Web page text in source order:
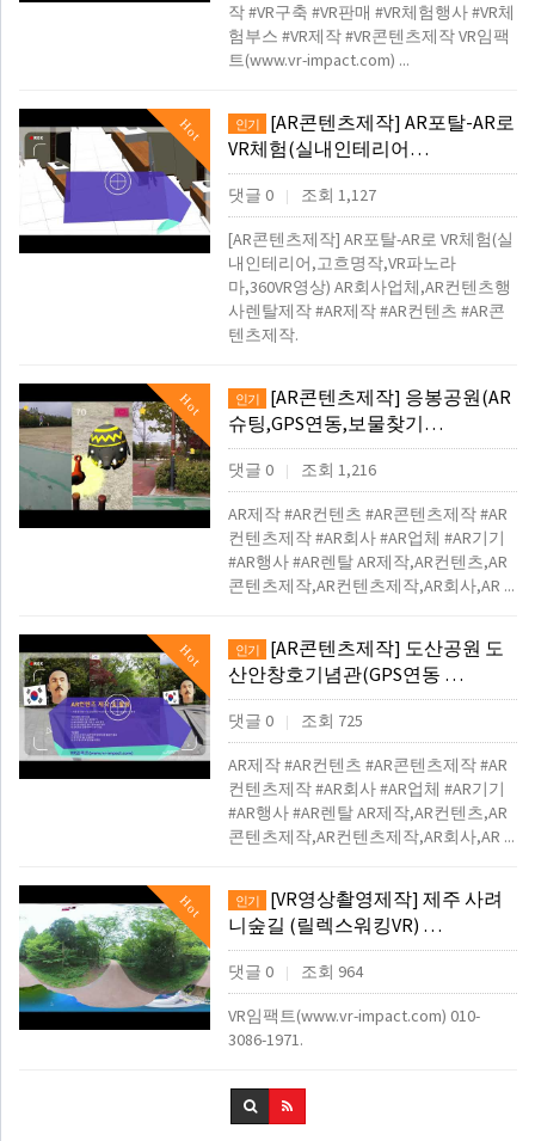
작 #VR구축 #VR판매 #VR체험행사 #VR체
험부스 #VR제작 #VR콘텐츠제작 VR임팩
트(www.vr-impact.com) ...
Hot 인기
[AR콘텐츠제작] AR포탈-AR로
VR체험(실내인테리어…
댓글 0 조회 1,127
[AR콘텐츠제작] AR포탈-AR로 VR체험(실
내인테리어,고흐명작,VR파노라
마,360VR영상) AR회사업체,AR컨텐츠행
사렌탈제작 #AR제작 #AR컨텐츠 #AR콘
텐츠제작.
Hot 인기
[AR콘텐츠제작] 응봉공원(AR
슈팅,GPS연동,보물찾기…
댓글 0 조회 1,216
AR제작 #AR컨텐츠 #AR콘텐츠제작 #AR
컨텐츠제작 #AR회사 #AR업체 #AR기기
#AR행사 #AR렌탈 AR제작,AR컨텐츠,AR
콘텐츠제작,AR컨텐츠제작,AR회사,AR ...
Hot 인기
[AR콘텐츠제작] 도산공원 도
산안창호기념관(GPS연동 …
댓글 0 조회 725
AR제작 #AR컨텐츠 #AR콘텐츠제작 #AR
컨텐츠제작 #AR회사 #AR업체 #AR기기
#AR행사 #AR렌탈 AR제작,AR컨텐츠,AR
콘텐츠제작,AR컨텐츠제작,AR회사,AR ...
Hot 인기
[VR영상촬영제작] 제주 사려
니숲길 (릴렉스워킹VR) …
댓글 0 조회 964
VR임팩트(www.vr-impact.com) 010-
3086-1971.